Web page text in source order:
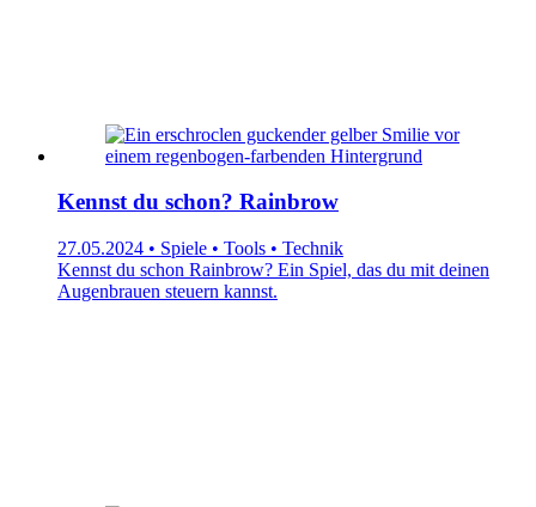
Kennst du schon? Rainbrow
27.05.2024 • Spiele • Tools • Technik
Kennst du schon Rainbrow? Ein Spiel, das du mit deinen
Augenbrauen steuern kannst.